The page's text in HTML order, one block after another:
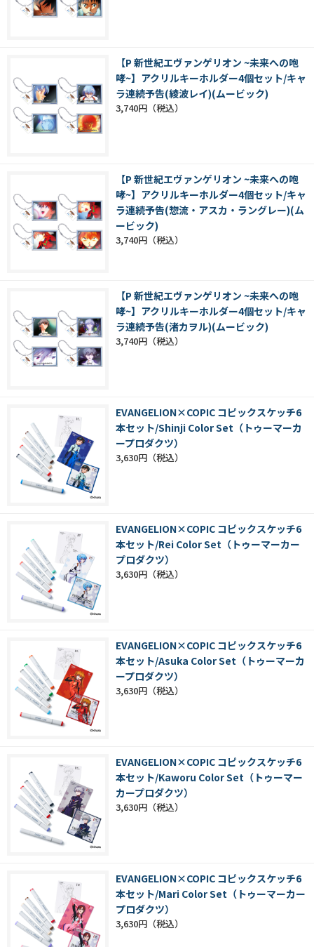
【P 新世紀エヴァンゲリオン ~未来への咆
哮~】アクリルキーホルダー4個セット/キャ
ラ連続予告(綾波レイ)(ムービック)
3,740円
【P 新世紀エヴァンゲリオン ~未来への咆
哮~】アクリルキーホルダー4個セット/キャ
ラ連続予告(惣流・アスカ・ラングレー)(ム
ービック)
3,740円
【P 新世紀エヴァンゲリオン ~未来への咆
哮~】アクリルキーホルダー4個セット/キャ
ラ連続予告(渚カヲル)(ムービック)
3,740円
EVANGELION×COPIC コピックスケッチ6
本セット/Shinji Color Set（トゥーマーカ
ープロダクツ）
3,630円
EVANGELION×COPIC コピックスケッチ6
本セット/Rei Color Set（トゥーマーカー
プロダクツ）
3,630円
EVANGELION×COPIC コピックスケッチ6
本セット/Asuka Color Set（トゥーマーカ
ープロダクツ）
3,630円
EVANGELION×COPIC コピックスケッチ6
本セット/Kaworu Color Set（トゥーマー
カープロダクツ）
3,630円
EVANGELION×COPIC コピックスケッチ6
本セット/Mari Color Set（トゥーマーカー
プロダクツ）
3,630円